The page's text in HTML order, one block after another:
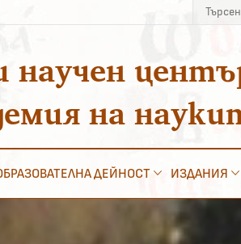
Търсене
за:
научен
на
ДЕЙНОСТ ИЗДАНИЯ